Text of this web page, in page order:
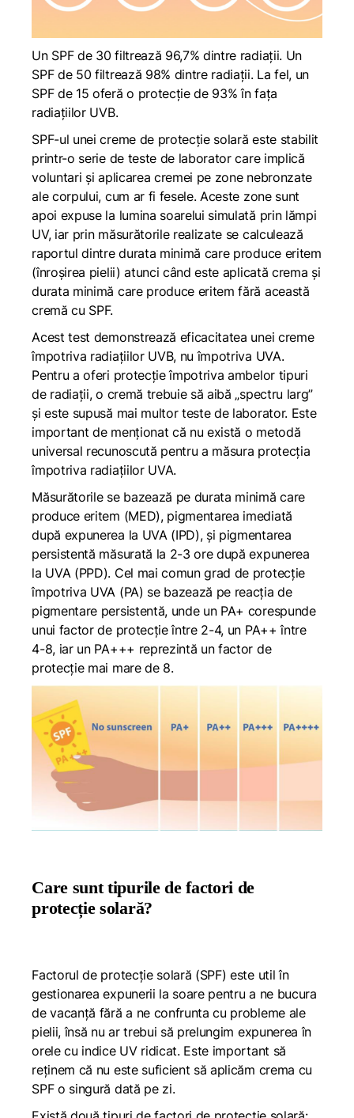
Un SPF de 30 filtrează 96,7% dintre radiații. Un
SPF de 50 filtrează 98% dintre radiații. La fel, un
SPF de 15 oferă o protecție de 93% în fața
radiațiilor UVB.
SPF-ul unei creme de protecție solară este stabilit
printr-o serie de teste de laborator care implică
voluntari și aplicarea cremei pe zone nebronzate
ale corpului, cum ar fi fesele. Aceste zone sunt
apoi expuse la lumina soarelui simulată prin lămpi
UV, iar prin măsurătorile realizate se calculează
raportul dintre durata minimă care produce eritem
(înroșirea pielii) atunci când este aplicată crema și
durata minimă care produce eritem fără această
cremă cu SPF.
Acest test demonstrează eficacitatea unei creme
împotriva radiațiilor UVB, nu împotriva UVA.
Pentru a oferi protecție împotriva ambelor tipuri
de radiații, o cremă trebuie să aibă „spectru larg”
și este supusă mai multor teste de laborator. Este
important de menționat că nu există o metodă
universal recunoscută pentru a măsura protecția
împotriva radiațiilor UVA.
Măsurătorile se bazează pe durata minimă care
produce eritem (MED), pigmentarea imediată
după expunerea la UVA (IPD), și pigmentarea
persistentă măsurată la 2-3 ore după expunerea
la UVA (PPD). Cel mai comun grad de protecție
împotriva UVA (PA) se bazează pe reacția de
pigmentare persistentă, unde un PA+ corespunde
unui factor de protecție între 2-4, un PA++ între
4-8, iar un PA+++ reprezintă un factor de
protecție mai mare de 8.
Care sunt tipurile de factori de
protecție solară?
Factorul de protecție solară (SPF) este util în
gestionarea expunerii la soare pentru a ne bucura
de vacanță fără a ne confrunta cu probleme ale
pielii, însă nu ar trebui să prelungim expunerea în
orele cu indice UV ridicat. Este important să
reținem că nu este suficient să aplicăm crema cu
SPF o singură dată pe zi.